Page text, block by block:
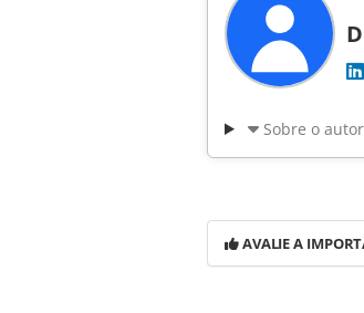
Sobre o autor
AVALIE A